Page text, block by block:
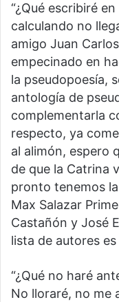
“¿Qué escribiré
calculando no
amigo Juan
empecinado en
la pseudopoesía,
antología de
complementarla
respecto, ya
al alimón, espero
de que la Catrina
pronto tenemos
Max Salazar
Castañón y José
lista de autores es
“¿Qué no haré
No lloraré, no me